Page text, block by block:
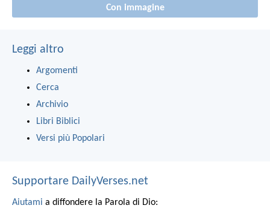
Con immagine
Leggi altro
Argomenti
Cerca
Archivio
Libri Biblici
Versi più Popolari
Supportare DailyVerses.net
Aiutami a diffondere la Parola di Dio: